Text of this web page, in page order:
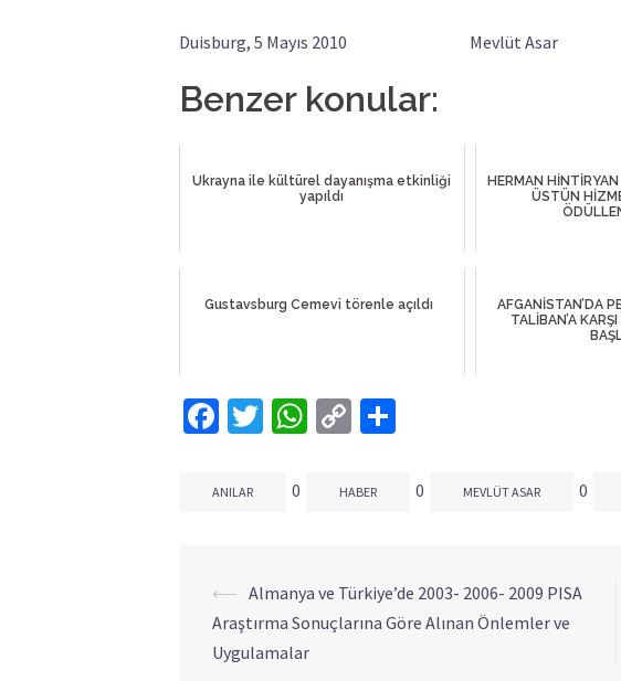
Duisburg, 5 Mayıs 2010 Mevlüt Asar
Benzer konular:
Ukrayna ile kültürel dayanışma etkinliği
yapıldı
HERMAN
ÜSTÜN
Gustavsburg Cemevi törenle açıldı
AFGANİSTAN’DA
TALİBAN’A
Facebook
Twitter
WhatsApp
Copy
ANILAR 0 HABER 0 MEVLÜT ASAR 0
Yazı
dolaşımı
⟵ Almanya ve Türkiye’de 2003- 2006- 2009 PISA
Araştırma Sonuçlarına Göre Alınan Önlemler ve
Uygulamalar